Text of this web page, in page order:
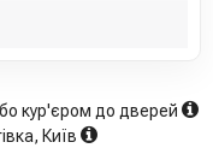
кур'єром до дверей
Київ